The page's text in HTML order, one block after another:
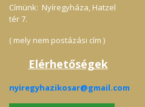
Címünk: Nyíregyháza, Hatzel
tér 7.
( mely nem postázási cím )
Elérhetőségek
nyiregyhazikosar@gmail.com